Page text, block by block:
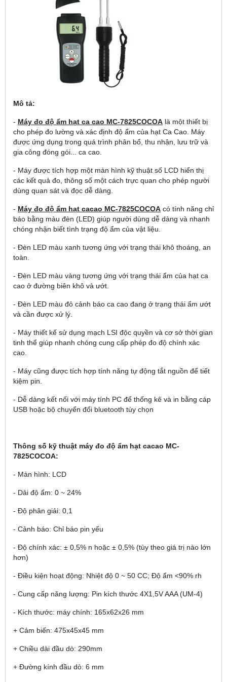
Mô tả:
- Máy đo độ ẩm hạt ca cao MC-7825COCOA là một thiết bị
cho phép đo lường và xác định độ ẩm của hạt Ca Cao. Máy
được ứng dụng trong quá trình phân bổ, thu nhận, lưu trữ và
gia công đóng gói... ca cao.
- Máy được tích hợp một màn hình kỹ thuật số LCD hiển thị
các kết quả đo, thông số một cách trực quan cho phép người
dùng quan sát và đọc dễ dàng.
- Máy đo độ ẩm hạt cacao MC-7825COCOA có tính năng chỉ
báo bằng màu đèn (LED) giúp người dùng dễ dàng và nhanh
chóng nhận biết tình trạng độ ẩm của vật liệu.
- Đèn LED màu xanh tương ứng với trạng thái khô thoáng, an
toàn.
- Đèn LED màu vàng tương ứng với trạng thái ẩm của hạt ca
cao ở đường biên khô và ướt.
- Đèn LED màu đỏ cảnh báo ca cao đang ở trạng thái ẩm ướt
và cần được xử lý.
- Máy thiết kế sử dụng mạch LSI độc quyền và cơ sở thời gian
tinh thể giúp nhanh chóng cung cấp phép đo độ chính xác
cao.
- Máy cũng được tích hợp tính năng tự động tắt nguồn để tiết
kiệm pin.
- Dễ dàng kết nối với máy tính PC để thống kê và in bằng cáp
USB hoặc bộ chuyển đổi bluetooth tùy chọn
Thông số kỹ thuật máy đo độ ẩm hạt cacao MC-
7825COCOA:
- Màn hình: LCD
- Dải độ ẩm: 0 ~ 24%
- Độ phân giải: 0,1
- Cảnh báo: Chỉ báo pin yếu
- Độ chính xác: ± 0,5% n hoặc ± 0,5% (tùy theo giá trị nào lớn
hơn)
- Điều kiện hoạt động: Nhiệt độ 0 ~ 50 CC; Độ ẩm <90% rh
- Cung cấp năng lượng: Pin kích thước 4X1,5V AAA (UM-4)
- Kích thước: máy chính: 165x62x26 mm
+ Cảm biến: 475x45x45 mm
+ Chiều dài đầu dò: 290mm
+ Đường kính đầu dò: 6 mm